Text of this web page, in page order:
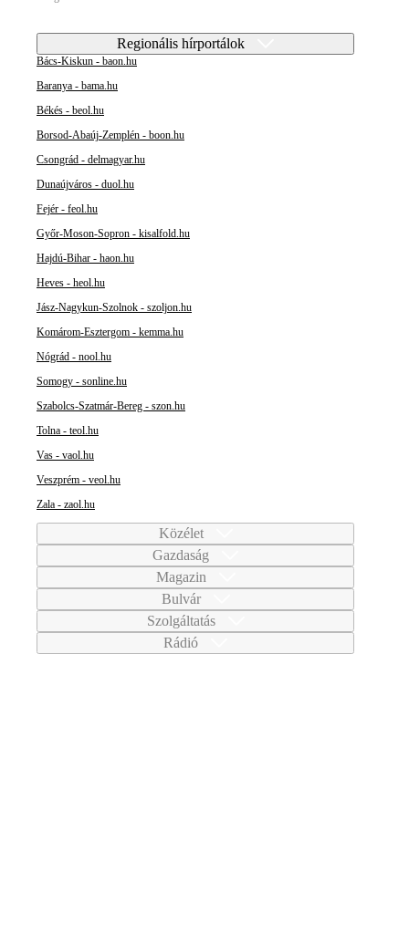
Regionális hírportálok
Bács-Kiskun - baon.hu
Baranya - bama.hu
Békés - beol.hu
Borsod-Abaúj-Zemplén - boon.hu
Csongrád - delmagyar.hu
Dunaújváros - duol.hu
Fejér - feol.hu
Győr-Moson-Sopron - kisalfold.hu
Hajdú-Bihar - haon.hu
Heves - heol.hu
Jász-Nagykun-Szolnok - szoljon.hu
Komárom-Esztergom - kemma.hu
Nógrád - nool.hu
Somogy - sonline.hu
Szabolcs-Szatmár-Bereg - szon.hu
Tolna - teol.hu
Vas - vaol.hu
Veszprém - veol.hu
Zala - zaol.hu
Közélet
Gazdaság
Magazin
Bulvár
Szolgáltatás
Rádió